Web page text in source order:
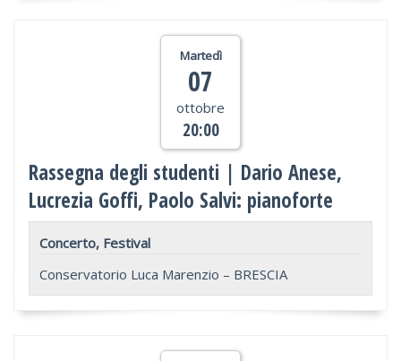
Martedì
07
ottobre
20:00
Rassegna degli studenti | Dario Anese,
Lucrezia Goffi, Paolo Salvi: pianoforte
Concerto, Festival
Conservatorio Luca Marenzio – BRESCIA